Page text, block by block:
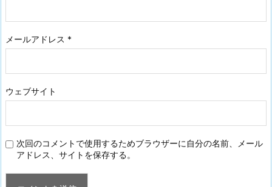
メールアドレス *
ウェブサイト
次回のコメントで使用するためブラウザーに自分の名前、メール
アドレス、サイトを保存する。